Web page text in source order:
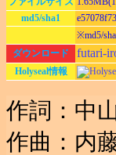
md5/sha1
※md5/
ダウンロード
futari-
Holyseal情報
作詞：中
作曲：内